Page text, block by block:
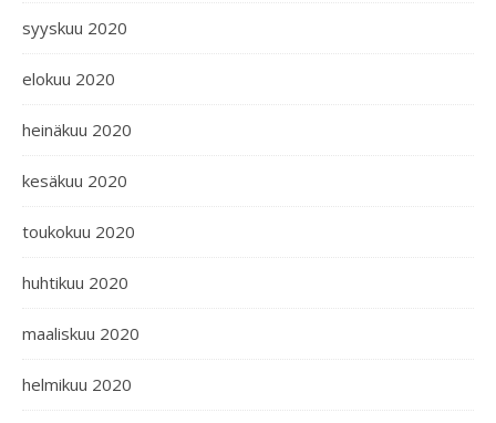
syyskuu 2020
elokuu 2020
heinäkuu 2020
kesäkuu 2020
toukokuu 2020
huhtikuu 2020
maaliskuu 2020
helmikuu 2020